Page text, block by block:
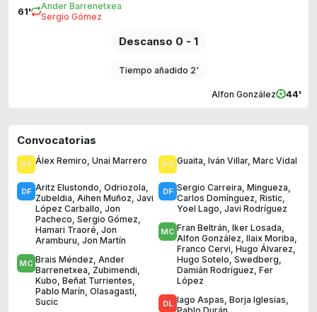
61'
Ander Barrenetxea
Sergio Gómez
Descanso 0 - 1
Tiempo añadido 2'
44'
Alfon González
Convocatorias
Álex Remiro, Unai Marrero
Aritz Elustondo, Odriozola,
Zubeldia, Aihen Muñoz, Javi
López Carballo, Jon
Pacheco, Sergio Gómez,
Hamari Traoré, Jon
Aramburu, Jon Martín
Brais Méndez, Ander
Barrenetxea, Zubimendi,
Kubo, Beñat Turrientes,
Pablo Marín, Olasagasti,
Sucic
Guaita, Iván Villar, Marc Vidal
Sergio Carreira, Mingueza,
Carlos Domínguez, Ristic,
Yoel Lago, Javi Rodríguez
Fran Beltrán, Iker Losada,
Alfon González, Ilaix Moriba,
Franco Cervi, Hugo Álvarez,
Hugo Sotelo, Swedberg,
Damián Rodríguez, Fer
López
Iago Aspas, Borja Iglesias,